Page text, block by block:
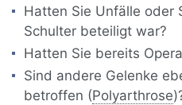
Hatten Sie Unfälle oder
Schulter beteiligt war?
Hatten Sie bereits
Sind andere Gelenke
betroffen (Polyarthrose